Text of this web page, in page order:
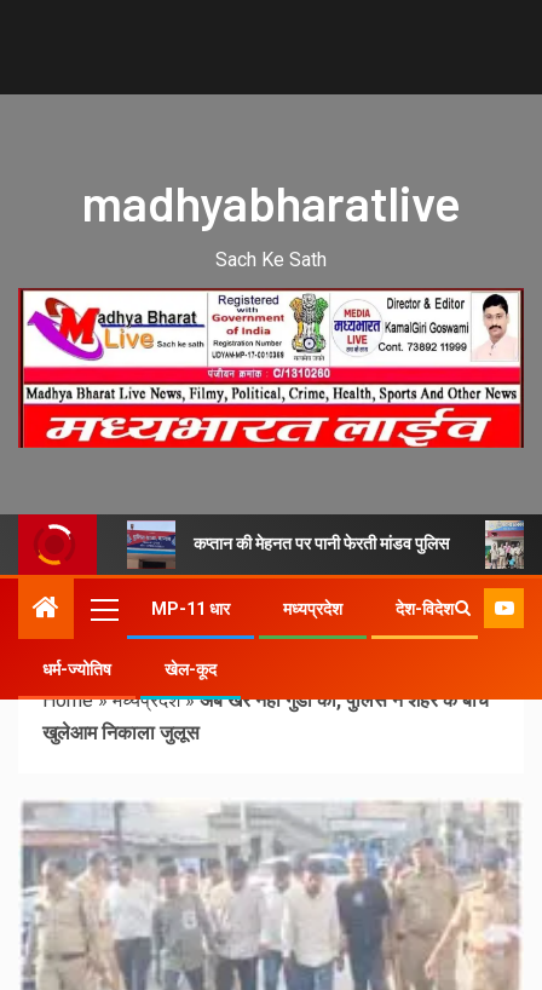
madhyabharatlive
Sach Ke Sath
कप्तान की मेहनत पर पानी फेरती मांडव पुलिस
MP-11 धार मध्यप्रदेश देश-विदेश
धर्म-ज्योतिष खेल-कूद
Home»मध्यप्रदेश»अब खैर नहीं गुंडों की, पुलिस ने शहर के बीच
खुलेआम निकाला जुलूस